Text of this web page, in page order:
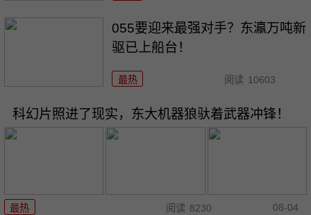
055要迎来最强对手？东瀛万吨新
驱已上船台！
最热 阅读 10603
科幻片照进了现实，东大机器狼驮着武器冲锋！
最热 阅读 8230 08-04